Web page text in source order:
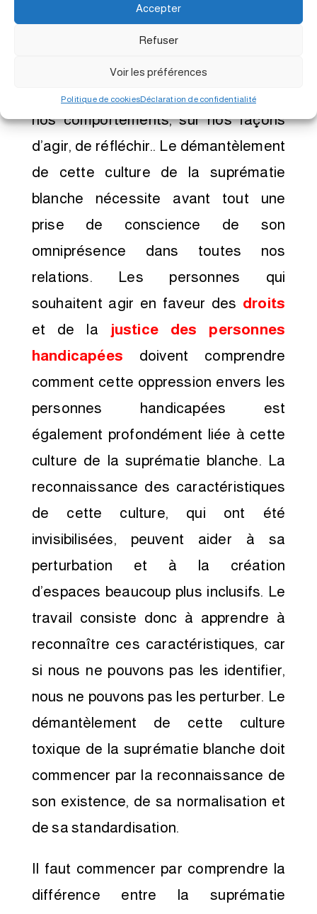
Accepter
Refuser
Voir les préférences
Politique de cookiesDéclaration de confidentialité
elle devient invisible et difficile à
identifier. Cette culture de la
suprématie blanche est tellement
valorisée qu’elle a une incidence sur
nos comportements, sur nos façons
d’agir, de réfléchir.. Le démantèlement
de cette culture de la suprématie
blanche nécessite avant tout une
prise de conscience de son
omniprésence dans toutes nos
relations. Les personnes qui
souhaitent agir en faveur des droits
et de la
justice des personnes
handicapées doivent comprendre
comment cette oppression envers les
personnes handicapées est
également profondément liée à cette
culture de la suprématie blanche. La
reconnaissance des caractéristiques
de cette culture, qui ont été
invisibilisées, peuvent aider à sa
perturbation et à la création
d’espaces beaucoup plus inclusifs. Le
travail consiste donc à apprendre à
reconnaître ces caractéristiques, car
si nous ne pouvons pas les identifier,
nous ne pouvons pas les perturber. Le
démantèlement de cette culture
toxique de la suprématie blanche doit
commencer par la reconnaissance de
son existence, de sa normalisation et
de sa standardisation.
Il faut commencer par comprendre la
différence entre la suprématie